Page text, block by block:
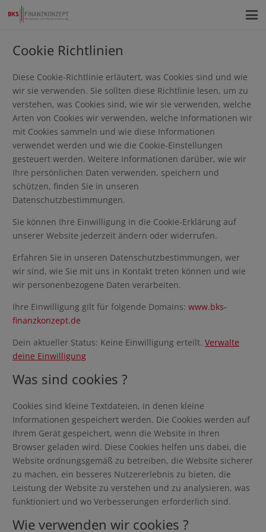
Cookie Richtlinien
Diese Cookie-Richtlinie erläutert, was Cookies sind und wie
wir sie verwenden. Sie sollten diese Richtlinie lesen, um zu
verstehen, was Cookies sind, wie wir sie verwenden, welche
Arten von Cookies wir verwenden, welche Informationen wir
mit Cookies sammeln und wie diese Informationen
verwendet werden und wie die Cookie-Einstellungen
gesteuert werden. Weitere Informationen darüber, wie wir
Ihre persönlichen Daten verwenden, speichern und
schützen, finden Sie in unseren
Datenschutzbestimmungen.
Sie können Ihre Einwilligung in die Cookie-Erklärung auf
unserer Website jederzeit ändern oder widerrufen.
Erfahren Sie in unseren Datenschutzbestimmungen, wer
wir sind, wie Sie mit uns in Kontakt treten können und wie
wir personenbezogene Daten verarbeiten.
Ihre Einwilligung gilt für folgende Domains: www.bks-
finanzkonzept.de
Dein aktueller Status: Keine Einwilligung erteilt. Verwalte
deine Einwilligung
Was sind cookies ?
Cookies sind kleine Textdateien, in denen kleine
Informationen gespeichert werden. Die Cookies werden auf
Ihrem Gerät gespeichert, wenn die Website in Ihren
Browser geladen wird. Diese Cookies helfen uns dabei, die
Website ordnungsgemäß zu betreiben, die Website sicherer
zu machen, ein besseres Nutzererlebnis zu bieten, die
Leistung der Website zu verstehen und zu analysieren, was
funktioniert und wo Verbesserungen erforderlich sind.
Wie verwenden wir cookies ?